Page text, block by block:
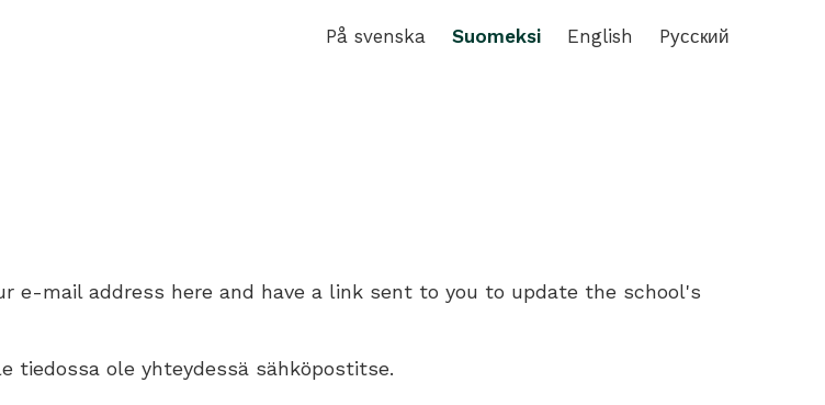
På svenska Suomeksi English Pусский
e-mail address here and have a link sent to you to update the school's
tiedossa ole yhteydessä sähköpostitse.